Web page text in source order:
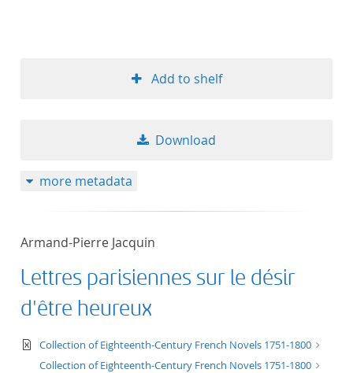
Add to shelf
Download
more metadata
Armand-Pierre Jacquin
Lettres parisiennes sur le désir
d'être heureux
text/xml
Collection of Eighteenth-Century French Novels 1751-1800
Collection of Eighteenth-Century French Novels 1751-1800